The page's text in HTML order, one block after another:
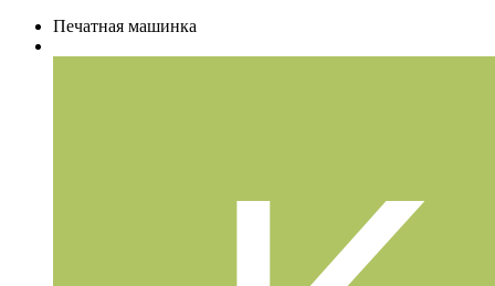
Печатная машинка